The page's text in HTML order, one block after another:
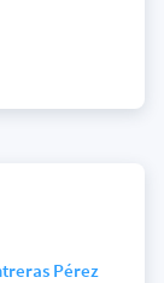
Pérez